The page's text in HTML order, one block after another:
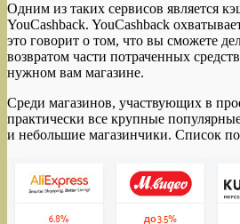
Одним из таких сервисов является
YouCashback. YouCashback
это говорит о том, что вы сможете
возвратом части потраченных
нужном вам магазине.
Среди магазинов, участвующих в
практически все крупные
и небольшие магазинчики. Список